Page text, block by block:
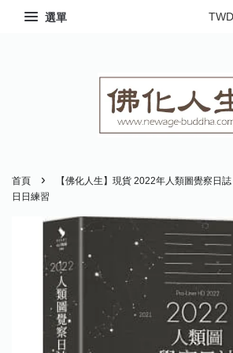
選單
首頁 ›
【佛化人生】現貨 2022年人類圖覺察日
日日練習